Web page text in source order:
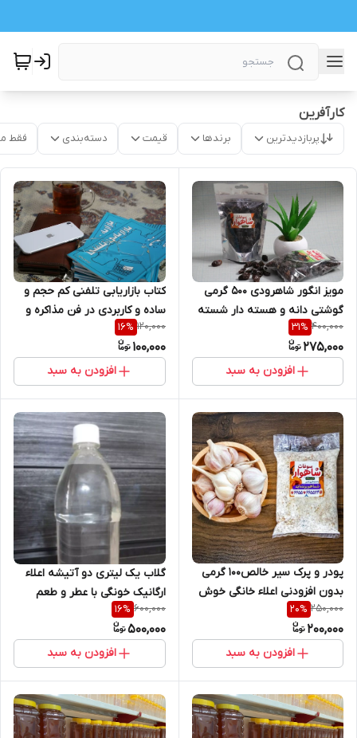
کارآفرین
پربازدیدترین برندها قیمت دسته‌بندی فقط
مویز انگور شاهرودی 500 گرمی
گوشتی دانه و هسته دار شسته
شده با کیفیت صادراتی
400,000
31%
275,000
افزودن به سبد
کتاب بازاریابی تلفنی کم حجم و
ساده و کاربردی در فن مذاکره و
نحوه موفقیت در جلسات تجاری
120,000
16%
100,000
افزودن به سبد
پودر و پرک سیر خالص100 گرمی
بدون افزودنی اعلاء خانگی خوش
عطر و طعم
250,000
20%
200,000
افزودن به سبد
گلاب یک لیتری دو آتیشه اعلاء
ارگانیک خونگی با عطر و طعم
فوق العاده مویز مارکت
600,000
16%
500,000
افزودن به سبد